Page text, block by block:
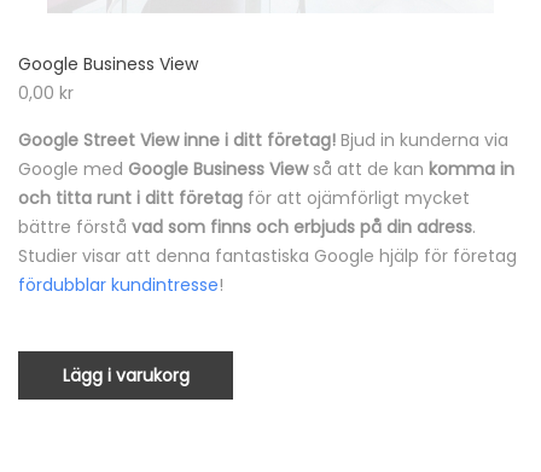
Google Business View
0,00 kr
Google Street View inne i ditt företag! Bjud in kunderna via
Google med Google Business View så att de kan komma in
och titta runt i ditt företag för att ojämförligt mycket
bättre förstå vad som finns och erbjuds på din adress.
Studier visar att denna fantastiska Google hjälp för företag
fördubblar kundintresse!
Lägg i varukorg